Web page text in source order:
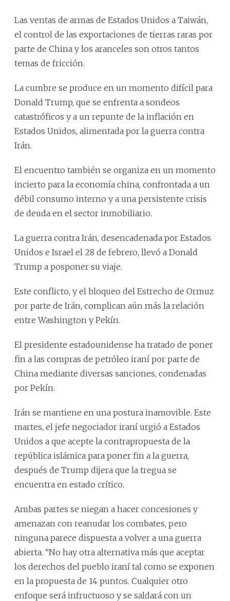
Las ventas de armas de Estados Unidos a Taiwán,
el control de las exportaciones de tierras raras por
parte de China y los aranceles son otros tantos
temas de fricción.
La cumbre se produce en un momento difícil para
Donald Trump, que se enfrenta a sondeos
catastróficos y a un repunte de la inflación en
Estados Unidos, alimentada por la guerra contra
Irán.
El encuentro también se organiza en un momento
incierto para la economía china, confrontada a un
débil consumo interno y a una persistente crisis
de deuda en el sector inmobiliario.
La guerra contra Irán, desencadenada por Estados
Unidos e Israel el 28 de febrero, llevó a Donald
Trump a posponer su viaje.
Este conflicto, y el bloqueo del Estrecho de Ormuz
por parte de Irán, complican aún más la relación
entre Washington y Pekín.
El presidente estadounidense ha tratado de poner
fin a las compras de petróleo iraní por parte de
China mediante diversas sanciones, condenadas
por Pekín.
Irán se mantiene en una postura inamovible. Este
martes, el jefe negociador iraní urgió a Estados
Unidos a que acepte la contrapropuesta de la
república islámica para poner fin a la guerra,
después de Trump dijera que la tregua se
encuentra en estado crítico.
Ambas partes se niegan a hacer concesiones y
amenazan con reanudar los combates, pero
ninguna parece dispuesta a volver a una guerra
abierta. “No hay otra alternativa más que aceptar
los derechos del pueblo iraní tal como se exponen
en la propuesta de 14 puntos. Cualquier otro
enfoque será infructuoso y se saldará con un